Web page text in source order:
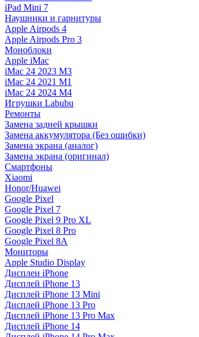
iPad Mini 7
Наушники и гарнитуры
Apple Airpods 4
Apple Airpods Pro 3
Моноблоки
Apple iMac
iMac 24 2023 M3
iMac 24 2021 M1
iMac 24 2024 M4
Игрушки Labubu
Ремонты
Замена задней крышки
Замена аккумулятора (Без ошибки)
Замена экрана (аналог)
Замена экрана (оригинал)
Смартфоны
Xiaomi
Honor/Huawei
Google Pixel
Google Pixel 7
Google Pixel 9 Pro XL
Google Pixel 8 Pro
Google Pixel 8A
Мониторы
Apple Studio Display
Дисплеи iPhone
Дисплей iPhone 13
Дисплей iPhone 13 Mini
Дисплей iPhone 13 Pro
Дисплей iPhone 13 Pro Max
Дисплей iPhone 14